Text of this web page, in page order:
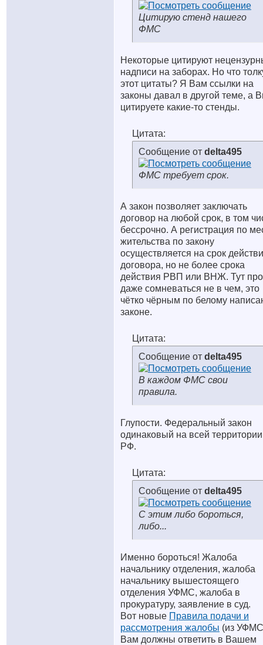
Цитирую стенд нашего
ФМС
Некоторые цитируют
надписи на заборах. Но что
этот цитаты? Я Вам ссылки на
законы давал в другой теме, а
цитируете какие-то стенды.
Цитата:
Сообщение от delta495
ФМС требует срок.
А закон позволяет заключать
договор на любой срок, в том
бессрочно. А регистрация по
жительства по закону
осуществляется на срок
договора, но не более срока
действия РВП или ВНЖ. Тут
даже сомневаться не в чем, это
чётко чёрным по белому
законе.
Цитата:
Сообщение от delta495
В каждом ФМС свои
правила.
Глупости. Федеральный закон
одинаковый на всей территории
РФ.
Цитата:
Сообщение от delta495
С этим либо бороться,
либо...
Именно бороться! Жалоба
начальнику отделения, жалоба
начальнику вышестоящего
отделения УФМС, жалоба в
прокуратуру, заявление в суд.
Вот новые Правила подачи и
рассмотрения жалобы (из УФМС
Вам должны ответить в Вашем